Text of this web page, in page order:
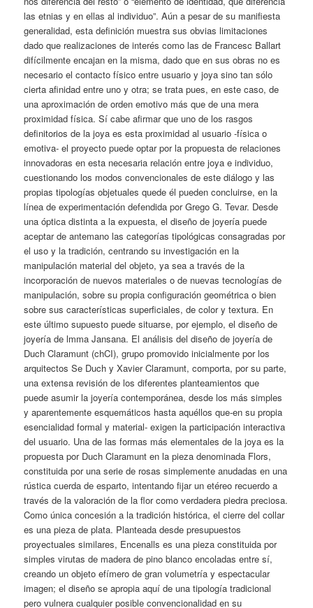
las etnias y en ellas al individuo”. Aún a pesar de su manifiesta
generalidad, esta definición muestra sus obvias limitaciones
dado que realizaciones de interés como las de Francesc Ballart
difícilmente encajan en la misma, dado que en sus obras no es
necesario el contacto físico entre usuario y joya sino tan sólo
cierta afinidad entre uno y otra; se trata pues, en este caso, de
una aproximación de orden emotivo más que de una mera
proximidad física. Sí cabe afirmar que uno de los rasgos
definitorios de la joya es esta proximidad al usuario -física o
emotiva- el proyecto puede optar por la propuesta de relaciones
innovadoras en esta necesaria relación entre joya e individuo,
cuestionando los modos convencionales de este diálogo y las
propias tipologías objetuales quede él pueden concluirse, en la
línea de experimentación defendida por Grego G. Tevar. Desde
una óptica distinta a la expuesta, el diseño de joyería puede
aceptar de antemano las categorías tipológicas consagradas por
el uso y la tradición, centrando su investigación en la
manipulación material del objeto, ya sea a través de la
incorporación de nuevos materiales o de nuevas tecnologías de
manipulación, sobre su propia configuración geométrica o bien
sobre sus características superficiales, de color y textura. En
este último supuesto puede situarse, por ejemplo, el diseño de
joyería de lmma Jansana. El análisis del diseño de joyería de
Duch Claramunt (chCI), grupo promovido inicialmente por los
arquitectos Se Duch y Xavier Claramunt, comporta, por su parte,
una extensa revisión de los diferentes planteamientos que
puede asumir la joyería contemporánea, desde los más simples
y aparentemente esquemáticos hasta aquéllos que-en su propia
esencialidad formal y material- exigen la participación interactiva
del usuario. Una de las formas más elementales de la joya es la
propuesta por Duch Claramunt en la pieza denominada Flors,
constituida por una serie de rosas simplemente anudadas en una
rústica cuerda de esparto, intentando fijar un etéreo recuerdo a
través de la valoración de la flor como verdadera piedra preciosa.
Como única concesión a la tradición histórica, el cierre del collar
es una pieza de plata. Planteada desde presupuestos
proyectuales similares, Encenalls es una pieza constituida por
simples virutas de madera de pino blanco encoladas entre sí,
creando un objeto efímero de gran volumetría y espectacular
imagen; el diseño se apropia aquí de una tipología tradicional
pero vulnera cualquier posible convencionalidad en su